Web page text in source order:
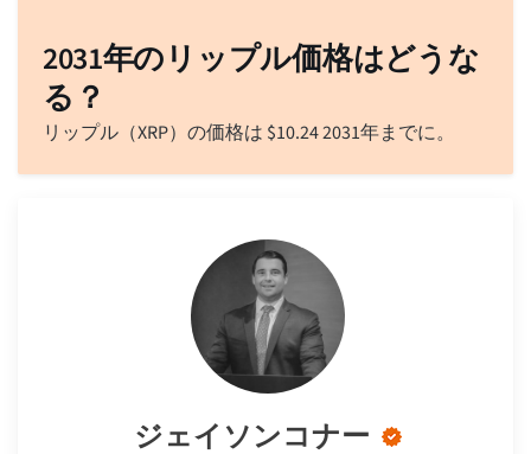
2031年のリップル価格はどうな
る？
リップル（XRP）の価格は $10.242031年までに。
ジェイソンコナー